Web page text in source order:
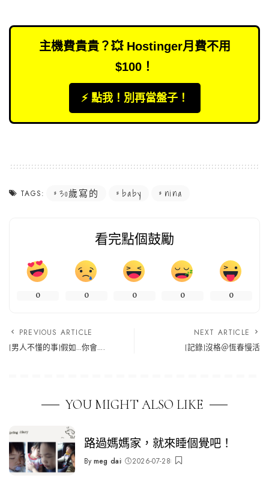
主機費貴貴？💥 Hostinger月費不用
$100！
⚡️ 點我！別再當盤子！
TAGS: 30歲寫的 baby nina
看完點個鼓勵
0 0 0 0 0
PREVIOUS ARTICLE
[男人不懂的事]假如…你會….
NEXT ARTICLE
[記錄]沒格＠恆春慢活
YOU MIGHT ALSO LIKE
路過媽媽家，就來睡個覺吧！
Posted
By meg dai 2026-07-28